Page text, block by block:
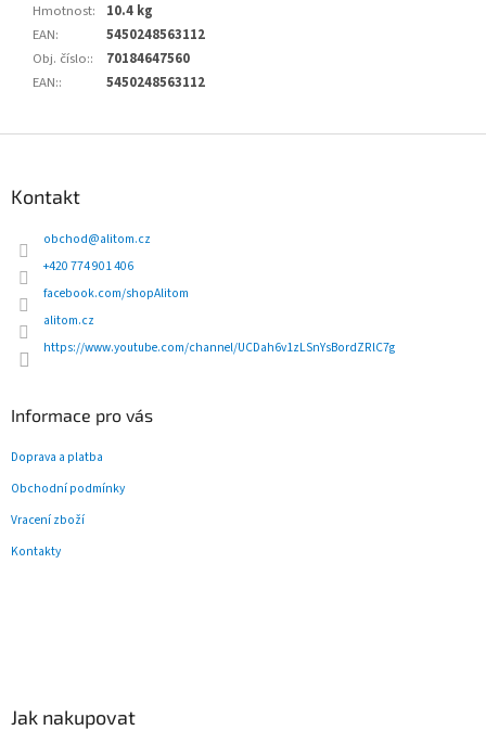
Hmotnost:
10.4 kg
EAN:
5450248563112
Obj. číslo::
70184647560
EAN:: 5450248563112
Kontakt
obchod@alitom.cz
+420 774 901 406
facebook.com/shopAlitom
alitom.cz
https://www.youtube.com/channel/UCDah6v1zLSnYsBordZRlC7g
Informace pro vás
Doprava a platba
Obchodní podmínky
Vracení zboží
Kontakty
Jak nakupovat